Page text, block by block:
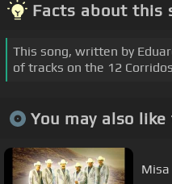
Facts about this
This song, written by
of tracks on the 12
You may also